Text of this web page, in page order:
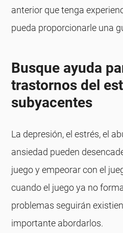
anterior que tenga
pueda proporcionarle una
Busque ayuda
trastornos del
subyacentes
La depresión, el estrés, el
ansiedad pueden
juego y empeorar con el
cuando el juego ya no
problemas seguirán
importante abordarlos.